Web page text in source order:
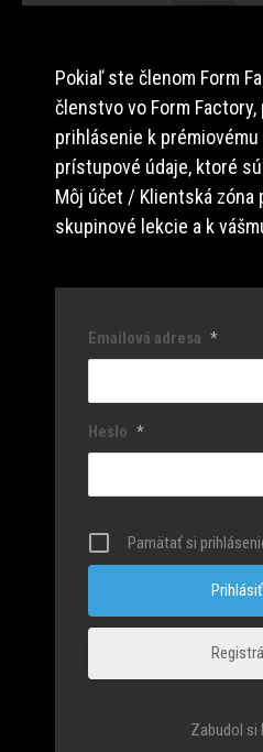
Pokiaľ ste členom Form
členstvo vo Form
prihlásenie k prémiovému
prístupové údaje, ktoré
Môj účet / Klientská zóna
skupinové lekcie a k
Emailová adresa *
Heslo *
Pamätať si
Zabudol si